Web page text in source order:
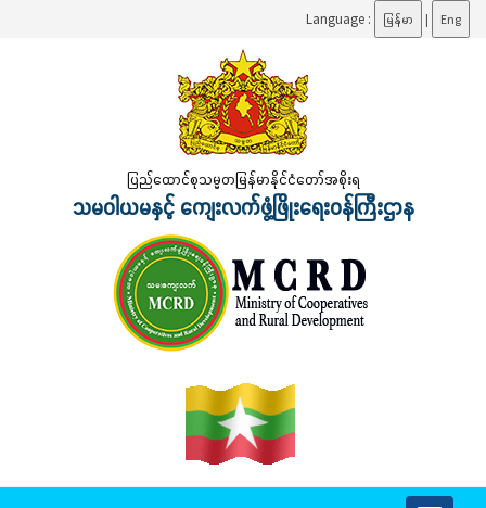
Language : မြန်မာ | Eng
ပြည်ထောင်စုသမ္မတမြန်မာနိုင်ငံတော်အစိုးရ
သမဝါယမနှင့် ကျေးလက်ဖွံ့ဖြိုးရေးဝန်ကြီးဌာန